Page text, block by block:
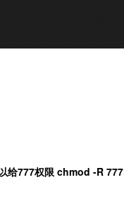
给777权限 chmod -R 777